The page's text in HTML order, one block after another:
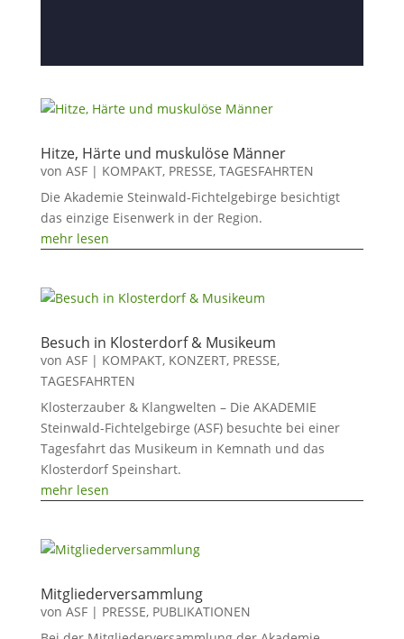
Hitze, Härte und muskulöse Männer
von ASF| KOMPAKT, PRESSE, TAGESFAHRTEN
Die Akademie Steinwald-Fichtelgebirge besichtigt
das einzige Eisenwerk in der Region.
mehr lesen
Besuch in Klosterdorf & Musikeum
von ASF| KOMPAKT, KONZERT, PRESSE,
TAGESFAHRTEN
Klosterzauber & Klangwelten – Die AKADEMIE
Steinwald-Fichtelgebirge (ASF) besuchte bei einer
Tagesfahrt das Musikeum in Kemnath und das
Klosterdorf Speinshart.
mehr lesen
Mitgliederversammlung
von ASF| PRESSE, PUBLIKATIONEN